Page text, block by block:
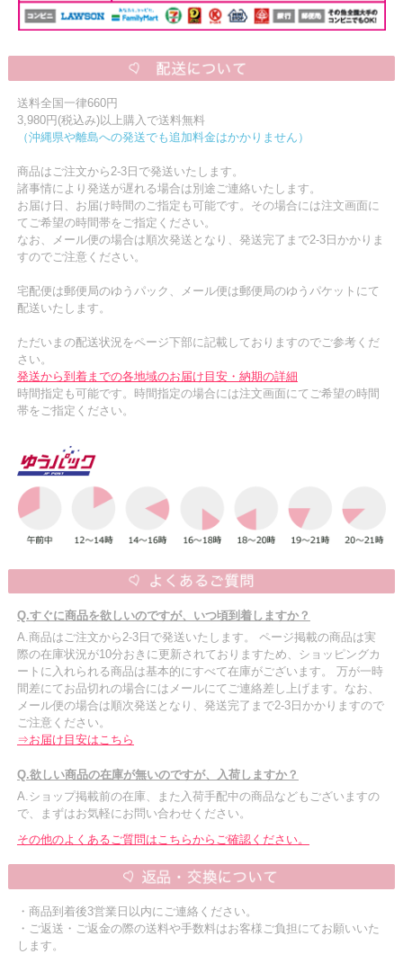
送料全国一律660円
3,980円(税込み)以上購入で送料無料
（沖縄県や離島への発送でも追加料金はかかりません）
商品はご注文から2-3日で発送いたします。
諸事情により発送が遅れる場合は別途ご連絡いたします。
お届け日、お届け時間のご指定も可能です。その場合には注文画面に
てご希望の時間帯をご指定ください。
なお、メール便の場合は順次発送となり、発送完了まで2-3日かかりま
すのでご注意ください。
宅配便は郵便局のゆうパック、メール便は郵便局のゆうパケットにて
配送いたします。
ただいまの配送状況をページ下部に記載しておりますのでご参考くだ
さい。
発送から到着までの各地域のお届け目安・納期の詳細
時間指定も可能です。時間指定の場合には注文画面にてご希望の時間
帯をご指定ください。
Q.すぐに商品を欲しいのですが、いつ頃到着しますか？
A.商品はご注文から2-3日で発送いたします。 ページ掲載の商品は実
際の在庫状況が10分おきに更新されておりますため、ショッピングカ
ートに入れられる商品は基本的にすべて在庫がございます。 万が一時
間差にてお品切れの場合にはメールにてご連絡差し上げます。なお、
メール便の場合は順次発送となり、発送完了まで2-3日かかりますので
ご注意ください。
⇒お届け目安はこちら
Q.欲しい商品の在庫が無いのですが、入荷しますか？
A.ショップ掲載前の在庫、また入荷手配中の商品などもございますの
で、まずはお気軽にお問い合わせください。
その他のよくあるご質問はこちらからご確認ください。
・商品到着後3営業日以内にご連絡ください。
・ご返送・ご返金の際の送料や手数料はお客様ご負担にてお願いいた
します。